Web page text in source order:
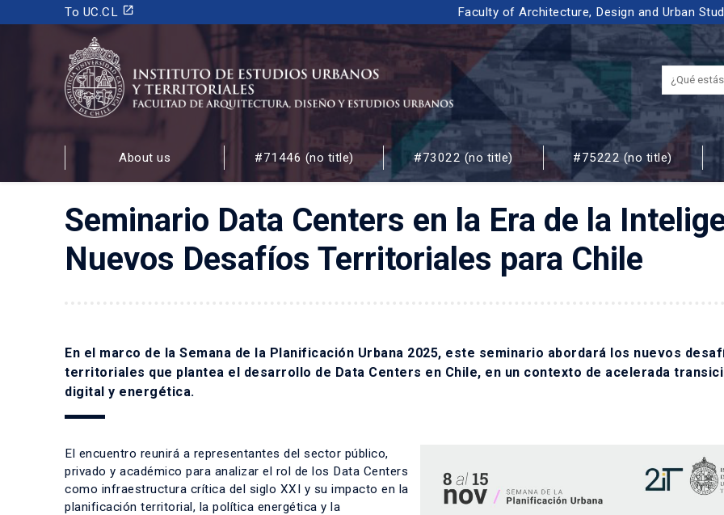
To UC.CL launch Faculty of Architecture, Design and Urban
INSTITUTO DE ESTUDIOS URBANOS
Y TERRITORIALES
FACULTAD DE ARQUITECTURA, DISEÑO Y ESTUDIOS URBANOS
About us #71446 (no title) #73022 (no title) #75222 (no title)
Seminario Data Centers en la Era de la
Nuevos Desafíos Territoriales para Chile
En el marco de la Semana de la Planificación Urbana 2025, este seminario abordará los nuevos
territoriales que plantea el desarrollo de Data Centers en Chile, en un contexto de acelerada
digital y energética.
El encuentro reunirá a representantes del sector público,
privado y académico para analizar el rol de los Data Centers
como infraestructura crítica del siglo XXI y su impacto en la
planificación territorial, la política energética y la